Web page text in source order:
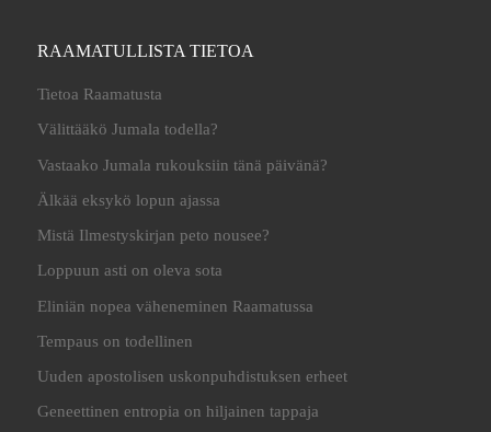
RAAMATULLISTA TIETOA
Tietoa Raamatusta
Välittääkö Jumala todella?
Vastaako Jumala rukouksiin tänä päivänä?
Älkää eksykö lopun ajassa
Mistä Ilmestyskirjan peto nousee?
Loppuun asti on oleva sota
Eliniän nopea väheneminen Raamatussa
Tempaus on todellinen
Uuden apostolisen uskonpuhdistuksen erheet
Geneettinen entropia on hiljainen tappaja